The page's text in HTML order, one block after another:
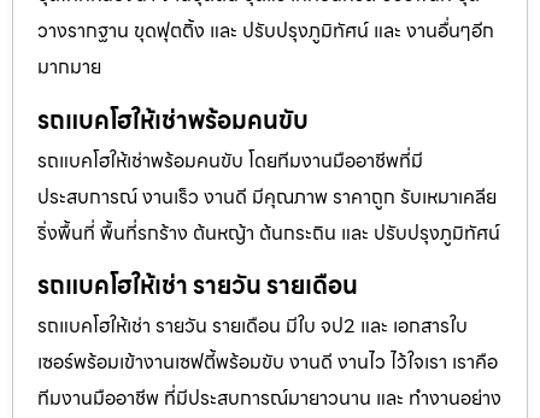
วางรากฐาน ขุดฟุตติ้ง และ ปรับปรุงภูมิทัศน์ และ งานอื่นๆอีก
มากมาย
รถแบคโฮให้เช่าพร้อมคนขับ
รถแบคโฮให้เช่าพร้อมคนขับ โดยทีมงานมืออาชีพที่มี
ประสบการณ์ งานเร็ว งานดี มีคุณภาพ ราคาถูก รับเหมาเคลีย
ริ่งพื้นที่ พื้นที่รกร้าง ต้นหญ้า ต้นกระถิน และ ปรับปรุงภูมิทัศน์
รถแบคโฮให้เช่า รายวัน รายเดือน
รถแบคโฮให้เช่า รายวัน รายเดือน มีใบ จป2 และ เอกสารใบ
เซอร์พร้อมเข้างานเซฟตี้พร้อมขับ งานดี งานไว ไว้ใจเรา เราคือ
ทีมงานมืออาชีพ ที่มีประสบการณ์มายาวนาน และ ทำงานอย่าง